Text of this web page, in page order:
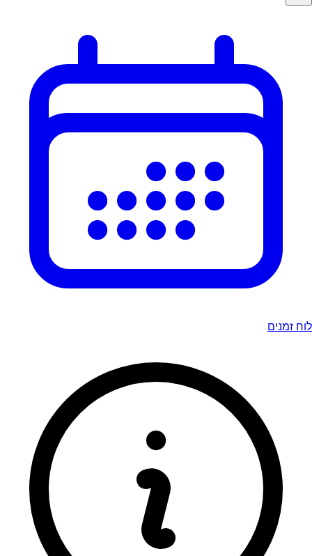
לוח זמנים